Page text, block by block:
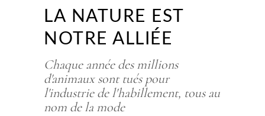
LA NATURE EST
NOTRE ALLIÉE
Chaque année des millions
d'animaux sont tués pour
l'industrie de l'habillement, tous au
nom de la mode